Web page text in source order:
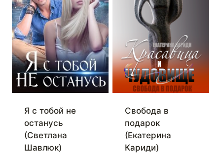
Я с тобой не
останусь
(Светлана
Шавлюк)
Свобода в
подарок
(Екатерина
Кариди)